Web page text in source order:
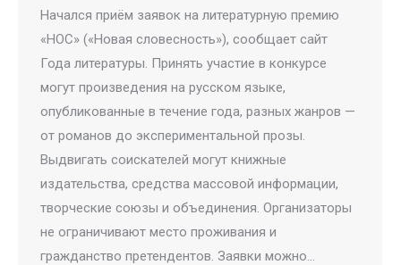
Начался приём заявок на литературную премию
«НОС» («Новая словесность»), сообщает сайт
Года литературы. Принять участие в конкурсе
могут произведения на русском языке,
опубликованные в течение года, разных жанров —
от романов до экспериментальной прозы.
Выдвигать соискателей могут книжные
издательства, средства массовой информации,
творческие союзы и объединения. Организаторы
не ограничивают место проживания и
гражданство претендентов. Заявки можно…